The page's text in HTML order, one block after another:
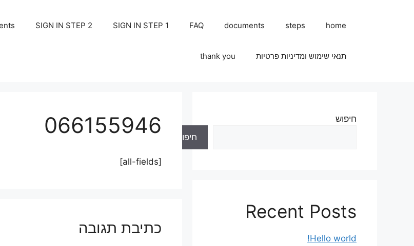
home
steps
documents
FAQ
SIGN IN STEP 1
SIGN IN STEP 2
תנאי שימוש ומדיניות פרטיות thank you
066155946
[all-fields]
כתיבת תגובה
חיפוש
חיפוש
Recent Posts
Hello world!